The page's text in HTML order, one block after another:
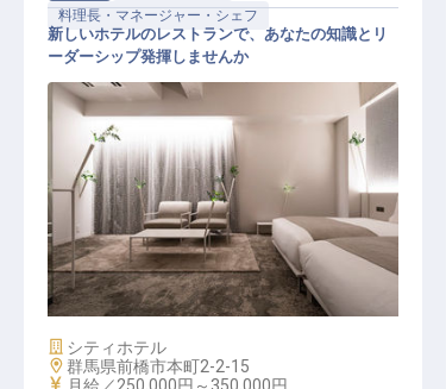
料理長・マネージャー・シェフ
料理長
新しいホテルのレストランで、あなたの知識とリ
ーダーシップ発揮しませんか
施設業態
シティホテル
勤務地
群馬県前橋市本町2-2-15
給与
月給／250,000円～ 350,000円